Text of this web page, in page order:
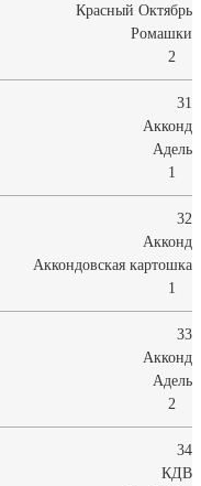
Красный Октябрь
Ромашки
2
31
Акконд
Адель
1
32
Акконд
Аккондовская картошка
1
33
Акконд
Адель
2
34
КДВ